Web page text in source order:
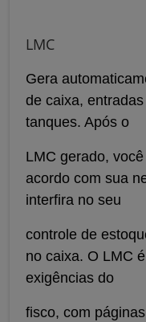
LMC
Gera
de caixa,
tanques. Após o
LMC gerado,
acordo com sua
interfira no seu
controle de
no caixa. O LMC
exigências do
fisco, com